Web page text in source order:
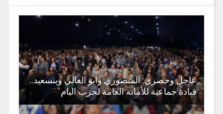
عاجل وحصري: المنصوري وابو الغالي وبنسعيد..
قيادة جماعية للأمانة العامة لحزب البام